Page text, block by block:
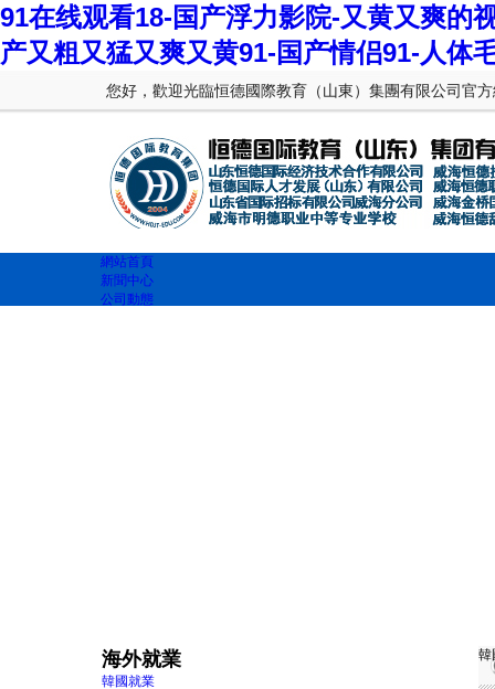
91在线观看18-国产浮力影院-又黄又爽的
产又粗又猛又爽又黄91-国产情侣91-人体
您好，歡迎光臨恒德國際教育（山東）集團有限公司官方
網站首頁
新聞中心
公司動態
海外就業
韓國就業
韓